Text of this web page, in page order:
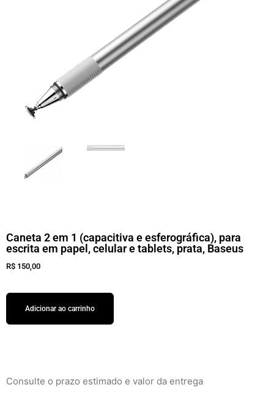
Caneta 2 em 1 (capacitiva e esferográfica), para
escrita em papel, celular e tablets, prata, Baseus
R$ 150,00
Adicionar ao carrinho
Consulte o prazo estimado e valor da entrega